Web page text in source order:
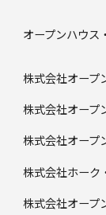
オープンハウス
株式会社オープ
株式会社オープ
株式会社オープ
株式会社ホーク
株式会社オープ